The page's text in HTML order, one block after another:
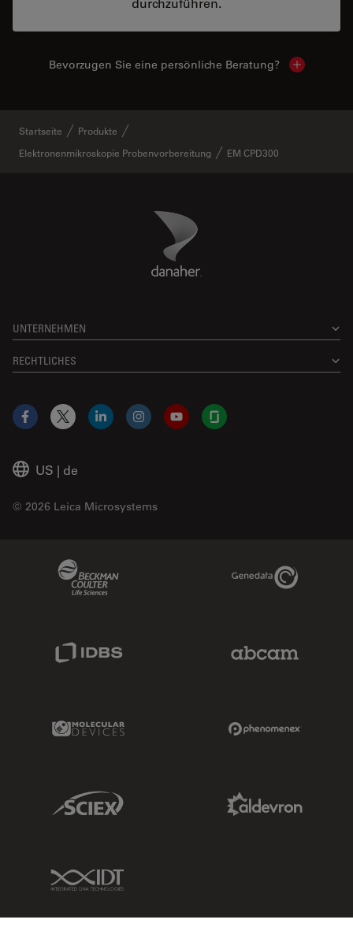
Bevorzugen Sie eine persönliche Beratung? Show
Startseite
Produkte
Elektronenmikroskopie Probenvorbereitung
EM CPD300
Danaher Logo
UNTERNEHMEN
RECHTLICHES
US | de
© 2026 Leica Microsystems
Facebook
X LinkedInInstagramYouTubeGlassdoor
Genedata Link
Molecular Devices Link
Sciex Link
IDT Link